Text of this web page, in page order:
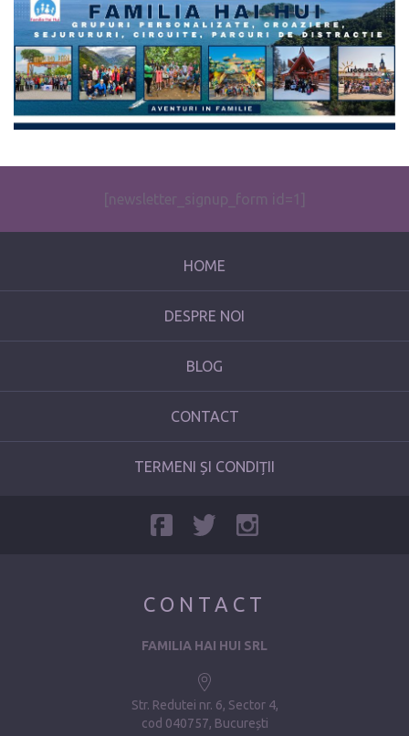
The form you have selected does not exist.
[newsletter_signup_form id=1]
HOME
DESPRE NOI
BLOG
CONTACT
TERMENI ȘI CONDIȚII
CONTACT
FAMILIA HAI HUI SRL
Str. Redutei nr. 6, Sector 4
cod 040757, București